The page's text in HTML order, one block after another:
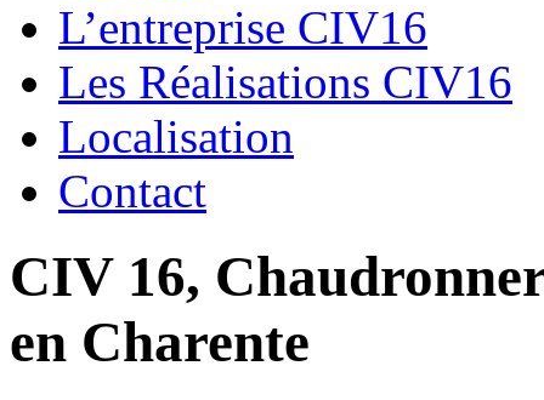
L’entreprise CIV16
Les Réalisations CIV16
Localisation
Contact
CIV 16,
en Charente